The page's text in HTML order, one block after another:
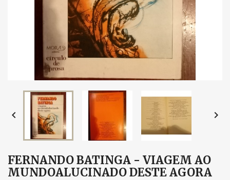
 
FERNANDO BATINGA - VIAGEM AO
MUNDOALUCINADO DESTE AGORA